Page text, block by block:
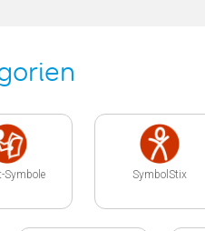
Symbole SymbolStix